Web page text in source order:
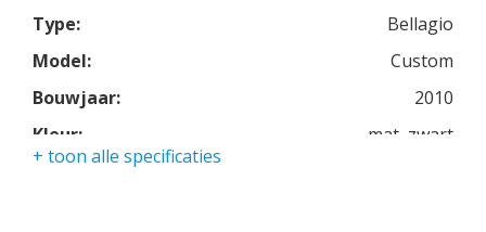
Type:
Bellagio
Model:
Custom
Bouwjaar:
2010
Kleur:
mat, zwart
+ toon alle specificaties